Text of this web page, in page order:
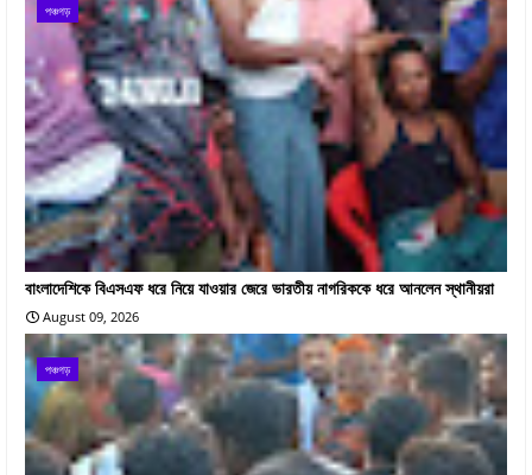
পঞ্চগড়
বাংলাদেশিকে বিএসএফ ধরে নিয়ে যাওয়ার জেরে ভারতীয় নাগরিককে ধরে আনলেন স্থানীয়রা
August 09, 2026
পঞ্চগড়